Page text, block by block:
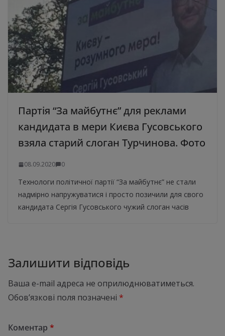
Партія “За майбутнє” для реклами
кандидата в мери Києва Гусовського
взяла старий слоган Турчинова. Фото
08.09.2020 0
Технологи політичної партії “За майбутнє” не стали
надмірно напружуватися і просто позичили для свого
кандидата Сергія Гусовського чужий слоган часів
Залишити відповідь
Ваша e-mail адреса не оприлюднюватиметься.
Обов’язкові поля позначені *
Коментар *